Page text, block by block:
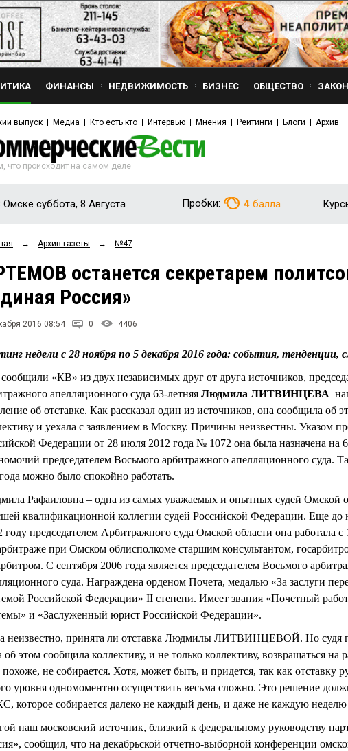
ФИНАНСЫ НЕДВИЖИМОСТЬ БИЗНЕС ОБЩЕСТВО ЗАКОН
выпуск Медиа Кто есть кто Интервью Мнения Рейтинги Блоги Архив
что происходит на самом деле
Омске суббота, 8 Августа Пробки: 4 балла
→ Архив газеты → №47
останется секретарем
Россия»
2016 08:54 0 4406
недели с 28 ноября по 5 декабря 2016 года: события, тенденции,
«КВ» из двух независимых друг от друга источников,
апелляционного суда 63-летняя Людмила ЛИТВИНЦЕВА
об отставке. Как рассказал один из источников, она сообщила об
и уехала с заявлением в Москву. Причины неизвестны. Указом
Федерации от 28 июля 2012 года № 1072 она была назначена на
председателем Восьмого арбитражного апелляционного суда.
можно было спокойно работать.
Рафаиловна – одна из самых уважаемых и опытных судей Омской
квалификационной коллегии судей Российской Федерации. Еще до
году председателем Арбитражного суда Омской области она работала с
при Омском облисполкоме старшим консультантом,
С сентября 2006 года является председателем Восьмого
суда. Награждена орденом Почета, медалью «За заслуги
Российской Федерации» II степени. Имеет звания «Почетный
и «Заслуженный юрист Российской Федерации».
неизвестно, принята ли отставка Людмилы ЛИТВИНЦЕВОЙ. Но судя
об этом сообщила коллективу, и не только коллективу, возвращаться на
похоже, не собирается. Хотя, может быть, и придется, так как отставку
уровня одномоментно осуществить весьма сложно. Это решение
которое собирается далеко не каждый день, и даже не каждую
наш московский источник, близкий к федеральному руководству
сообщил, что на декабрьской отчетно-выборной конференции